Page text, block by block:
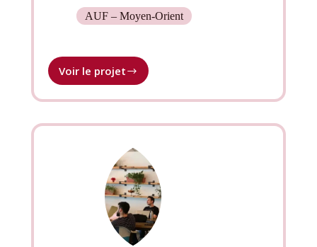
AUF – Moyen-Orient
Voir le projet
Appui
l’enseignement
langue
française